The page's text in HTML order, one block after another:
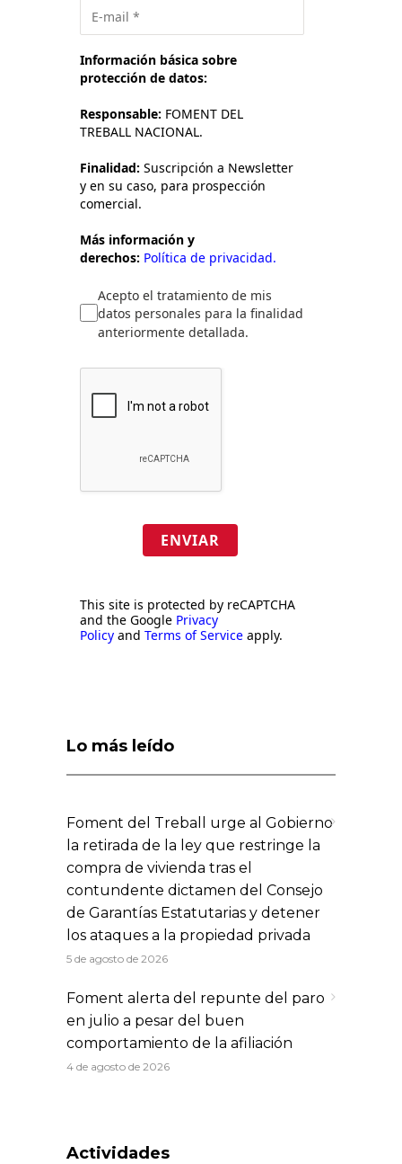
Información básica sobre
protección de datos:
Responsable: FOMENT DEL
TREBALL NACIONAL.
Finalidad: Suscripción a Newsletter
y en su caso, para prospección
comercial.
Más información y
derechos: Política de privacidad.
Acepto el tratamiento de mis
datos personales para la finalidad
anteriormente detallada.
ENVIAR
This site is protected by reCAPTCHA
and the Google Privacy
Policy and Terms of Service apply.
Lo más leído
Foment del Treball urge al Gobierno
la retirada de la ley que restringe la
compra de vivienda tras el
contundente dictamen del Consejo
de Garantías Estatutarias y detener
los ataques a la propiedad privada
5 de agosto de 2026
Foment alerta del repunte del paro
en julio a pesar del buen
comportamiento de la afiliación
4 de agosto de 2026
Actividades